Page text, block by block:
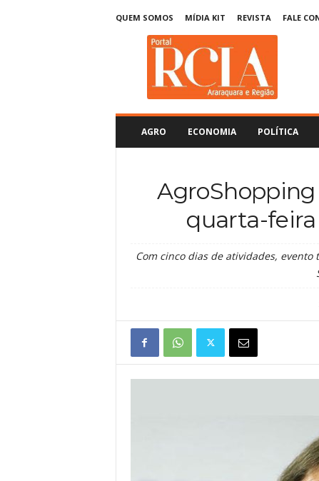
QUEM SOMOS MÍDIA KIT REVISTA
FALE
AGRO ECONOMIA POLÍTICA
quarta-
Com cinco dias de atividades,